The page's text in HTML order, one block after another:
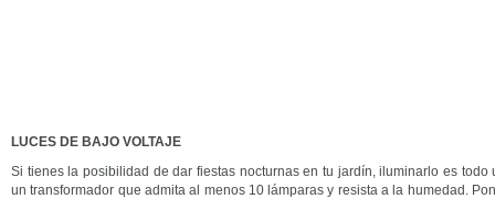
LUCES DE BAJO VOLTAJE
Si tienes la posibilidad de dar fiestas nocturnas en tu jardín, iluminarlo es todo
un transformador que admita al menos 10 lámparas y resista a la humedad.